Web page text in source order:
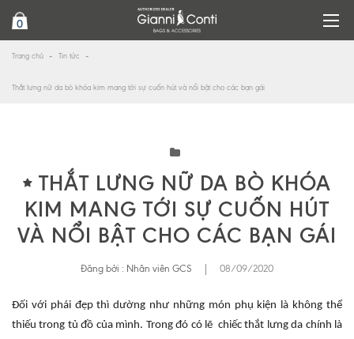
0
Trang chủ Tin tức
Thắt lưng nữ da bò khóa kim mang tới sự cuốn hút và nổi bật cho các bạn gái
THẮT LƯNG NỮ DA BÒ KHÓA
KIM MANG TỚI SỰ CUỐN HÚT
VÀ NỔI BẬT CHO CÁC BẠN GÁI
Đăng bởi : Nhân viên GCS 08/09/2020
Đối với phái đẹp thì dường như những món phụ kiện là không thể
thiếu trong tủ đồ của mình. Trong đó có lẽ chiếc thắt lưng da chính là